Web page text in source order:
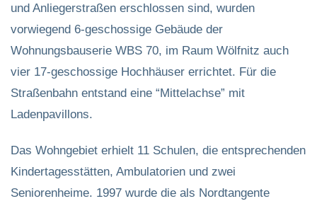
und Anliegerstraßen erschlossen sind, wurden
vorwiegend 6-geschossige Gebäude der
Wohnungsbauserie WBS 70, im Raum Wölfnitz auch
vier 17-geschossige Hochhäuser errichtet. Für die
Straßenbahn entstand eine “Mittelachse” mit
Ladenpavillons.
Das Wohngebiet erhielt 11 Schulen, die entsprechenden
Kindertagesstätten, Ambulatorien und zwei
Seniorenheime. 1997 wurde die als Nordtangente